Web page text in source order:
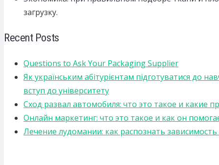
загрузку.
Recent Posts
Questions to Ask Your Packaging Supplier
Як українським абітурієнтам підготуватися до
вступ до університету
Сход развал автомобиля: что это такое и какие
Онлайн маркетинг: что это такое и как он
Лечение лудомании: как распознать